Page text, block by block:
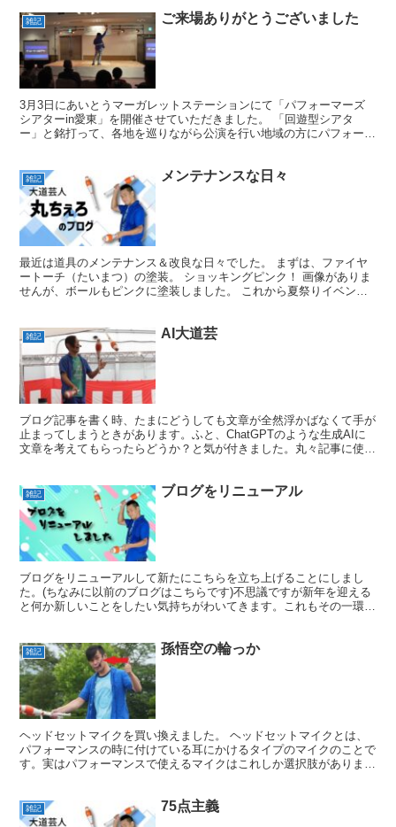
雑記 ご来場ありがとうございました
3月3日にあいとうマーガレットステーションにて「パフォーマーズ
シアターin愛東」を開催させていただきました。 「回遊型シアタ
ー」と銘打って、各地を巡りながら公演を行い地域の方にパフォーマ
雑記 メンテナンスな日々
最近は道具のメンテナンス＆改良な日々でした。 まずは、ファイヤ
ートーチ（たいまつ）の塗装。 ショッキングピンク！ 画像がありま
せんが、ボールもピンクに塗装しました。 これから夏祭りイベント
雑記 AI大道芸
ブログ記事を書く時、たまにどうしても文章が全然浮かばなくて手が
止まってしまうときがあります。ふと、ChatGPTのような生成AIに
文章を考えてもらったらどうか？と気が付きました。丸々記事に使え
雑記 ブログをリニューアル
ブログをリニューアルして新たにこちらを立ち上げることにしまし
た。(ちなみに以前のブログはこちらです)不思議ですが新年を迎える
と何か新しいことをしたい気持ちがわいてきます。これもその一環で
雑記 孫悟空の輪っか
ヘッドセットマイクを買い換えました。 ヘッドセットマイクとは、
パフォーマンスの時に付けている耳にかけるタイプのマイクのことで
す。実はパフォーマンスで使えるマイクはこれしか選択肢がありませ
雑記 75点主義